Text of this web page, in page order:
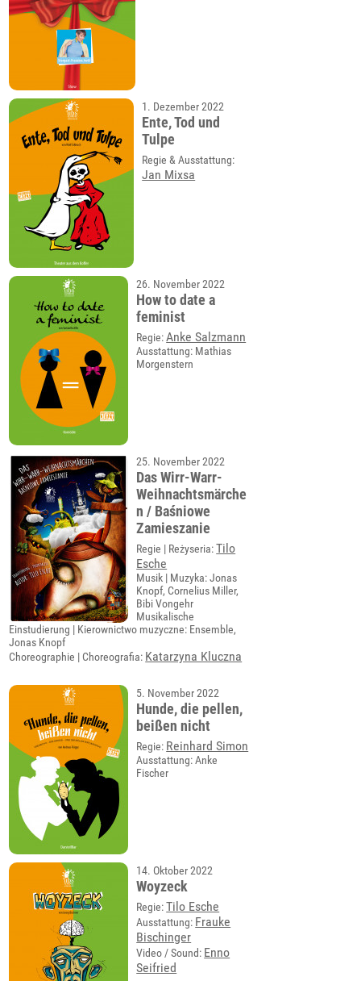
1. Dezember 2022
Ente, Tod und
Tulpe
Regie & Ausstattung:
Jan Mixsa
26. November 2022
How to date a
feminist
Regie:Anke Salzmann
Ausstattung: Mathias
Morgenstern
25. November 2022
Das Wirr-Warr-
Weihnachtsmärche
n / Baśniowe
Zamieszanie
Regie | Reżyseria:Tilo
Esche
Musik | Muzyka: Jonas
Knopf, Cornelius Miller,
Bibi Vongehr
Musikalische
Einstudierung | Kierownictwo muzyczne: Ensemble,
Jonas Knopf
Choreographie | Choreografia: Katarzyna Kluczna
5. November 2022
Hunde, die pellen,
beißen nicht
Regie: Reinhard Simon
Ausstattung: Anke
Fischer
14. Oktober 2022
Woyzeck
Regie:Tilo Esche
Ausstattung: Frauke
Bischinger
Video / Sound: Enno
Seifried